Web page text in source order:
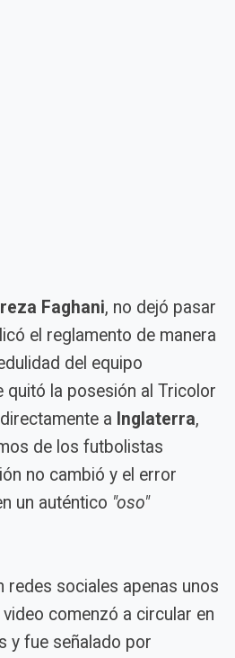
Faghani, no dejó pasar
el reglamento de manera
del equipo
quitó la posesión al Tricolor
a Inglaterra,
de los futbolistas
no cambió y el error
un auténtico "oso"
redes sociales apenas unos
comenzó a circular en
y fue señalado por